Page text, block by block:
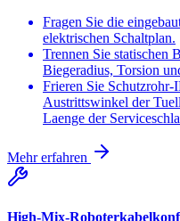
Fragen Sie die
elektrischen Schaltplan.
Trennen Sie statischen
Biegeradius, Torsion
Frieren Sie
Austrittswinkel der
Laenge der
Mehr erfahren
High-Mix-